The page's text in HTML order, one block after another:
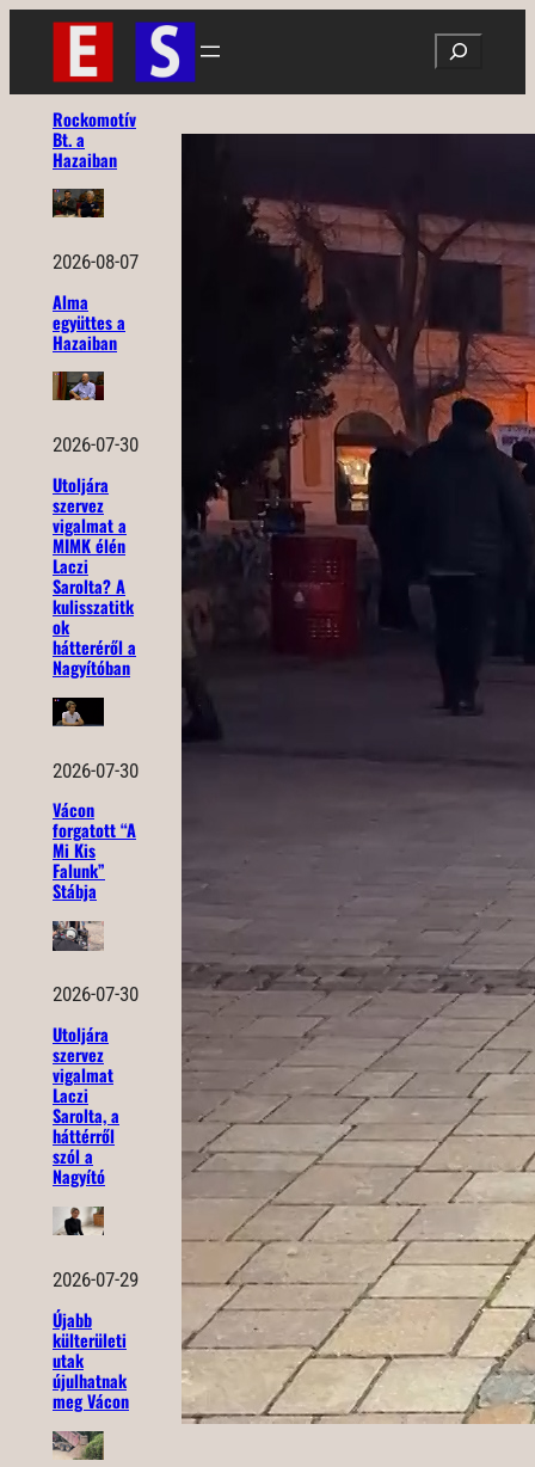
Ugrás
tartalomhoz
Search
Rockomotív
Bt. a
Hazaiban
2026-08-07
Alma
együttes a
Hazaiban
2026-07-30
Utoljára
szervez
vigalmat a
MIMK élén
Laczi
Sarolta? A
kulisszatitk
ok
hátteréről a
Nagyítóban
2026-07-30
Vácon
forgatott “A
Mi Kis
Falunk”
Stábja
2026-07-30
Utoljára
szervez
vigalmat
Laczi
Sarolta, a
háttérről
szól a
Nagyító
2026-07-29
Újabb
külterületi
utak
újulhatnak
meg Vácon